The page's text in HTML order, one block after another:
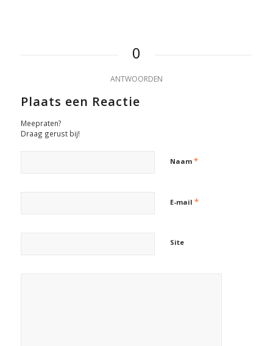
0
ANTWOORDEN
Plaats een Reactie
Meepraten?
Draag gerust bij!
Naam *
E-mail *
Site